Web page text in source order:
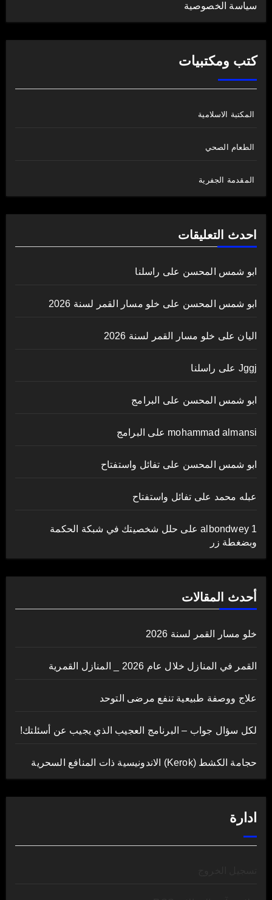
سياسة الخصوصية
كتب ومكتبيات
المكتبة الاسلامية
الطعام الصحي
المقدمة الجفرية
احدث التعليقات
ابو شمس المحسن على راسلنا
ابو شمس المحسن على خلو مسار القمر لسنة 2026
اليان على خلو مسار القمر لسنة 2026
Jggj على راسلنا
ابو شمس المحسن على البرامج
mohammad almansi على البرامج
ابو شمس المحسن على تفائل واستفتاح
عبله محمد على تفائل واستفتاح
albondwey 1على حلل شخصيتك في شبكة الحكمة
وبضغطة زر
أحدث المقالات
خلو مسار القمر لسنة 2026
القمر في المنازل خلال عام 2026 _ المنازل القمرية
علاج ووصفة طبيعية تنفع مرضى التوحد
لكل سؤال جواب – البرنامج العجيب الذي يجيب عن أسئلتك!
حجامة الكشط (Kerok) الاندونيسية ذات المنافع السحرية
ادارة